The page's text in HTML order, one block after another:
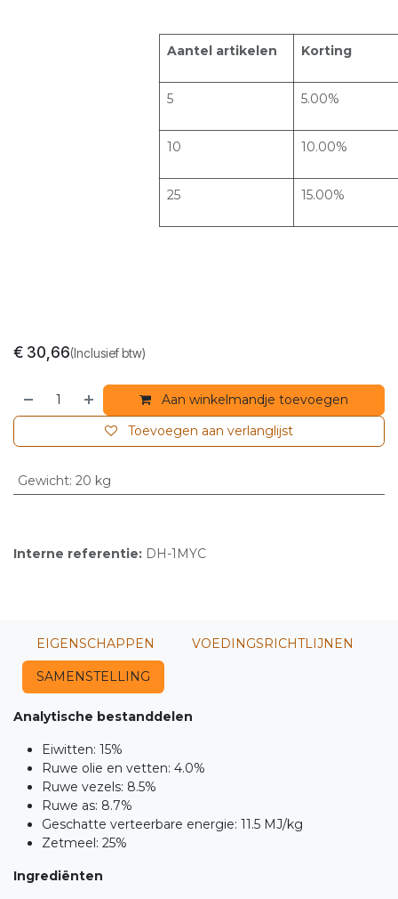
Aantel artikelen Korting
5 5.00%
10 10.00%
25 15.00%
€ 30,66(Inclusief btw)
Aan winkelmandje toevoegen
Toevoegen aan verlanglijst
Gewicht: 20 kg
Interne referentie: DH-1MYC
EIGENSCHAPPEN VOEDINGSRICHTLIJNEN
SAMENSTELLING
Analytische bestanddelen
Eiwitten: 15%
Ruwe olie en vetten: 4.0%
Ruwe vezels: 8.5%
Ruwe as: 8.7%
Geschatte verteerbare energie: 11.5 MJ/kg
Zetmeel: 25%
Ingrediënten